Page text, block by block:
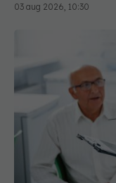
03 aug 2026, 10:30